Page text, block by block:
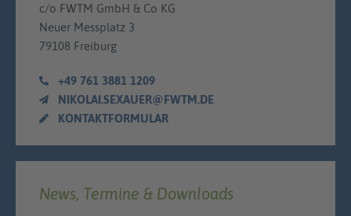
c/o FWTM GmbH & Co KG
Neuer Messplatz 3
79108 Freiburg
+49 761 3881 1209
NIKOLAI.SEXAUER@FWTM.DE
KONTAKTFORMULAR
News, Termine & Downloads